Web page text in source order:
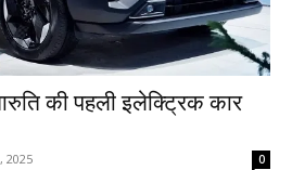
की पहली इलेक्ट्रिक कार
2025 0